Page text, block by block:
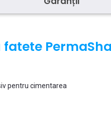
pentru cimentarea